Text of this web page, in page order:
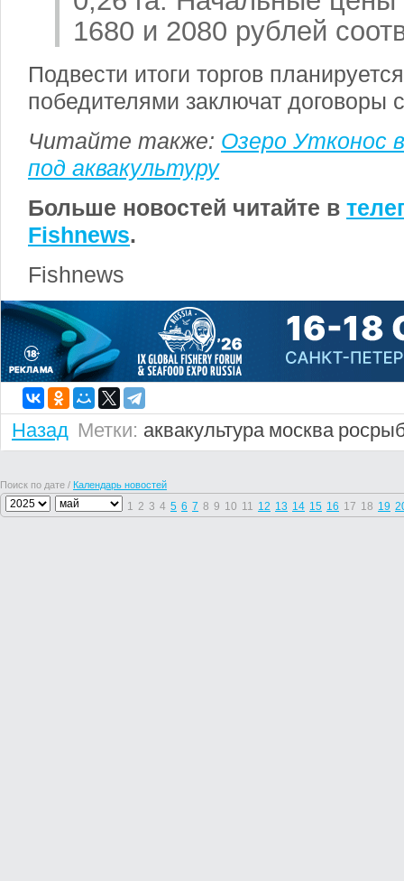
1680 и 2080 рублей
Подвести итоги торгов
победителями заключат договоры
Читайте также: Озеро Утконос
под аквакультуру
Больше новостей читайте в
Fishnews.
Fishnews
Назад Метки: аквакультура москва
Поиск по дате / Календарь новостей
1 2 3 4 5 6 7 8 9 10 11 12 13 14 15 16 17 18 19